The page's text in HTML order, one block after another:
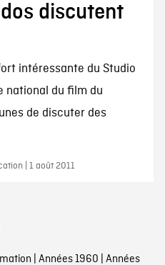
discutent
intéressante du Studio
national du film du
de discuter des
| 1 août 2011
| Années 1960 | Années